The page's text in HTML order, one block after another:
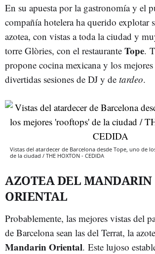
En su apuesta por la gastronomía y el
compañía hotelera ha querido explotar
azotea, con vistas a toda la ciudad y
torre Glòries, con el restaurante Tope.
propone cocina mexicana y los mejores
divertidas sesiones de DJ y de tardeo.
Vistas del atardecer de Barcelona desde Tope, uno de
de la ciudad / THE HOXTON - CEDIDA
AZOTEA DEL MANDARIN
ORIENTAL
Probablemente, las mejores vistas del
de Barcelona sean las del Terrat, la
Mandarin Oriental. Este lujoso